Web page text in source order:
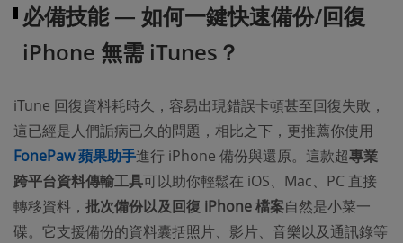
必備技能 — 如何一鍵快速備份/回復
iPhone 無需 iTunes？
iTune 回復資料耗時久，容易出現錯誤卡頓甚至回復失敗，
這已經是人們詬病已久的問題，相比之下，更推薦你使用
FonePaw 蘋果助手進行 iPhone 備份與還原。這款超專業
跨平台資料傳輸工具可以助你輕鬆在 iOS、Mac、PC 直接
轉移資料， 批次備份以及回復 iPhone 檔案自然是小菜一
碟。它支援備份的資料囊括照片、影片、音樂以及通訊錄等